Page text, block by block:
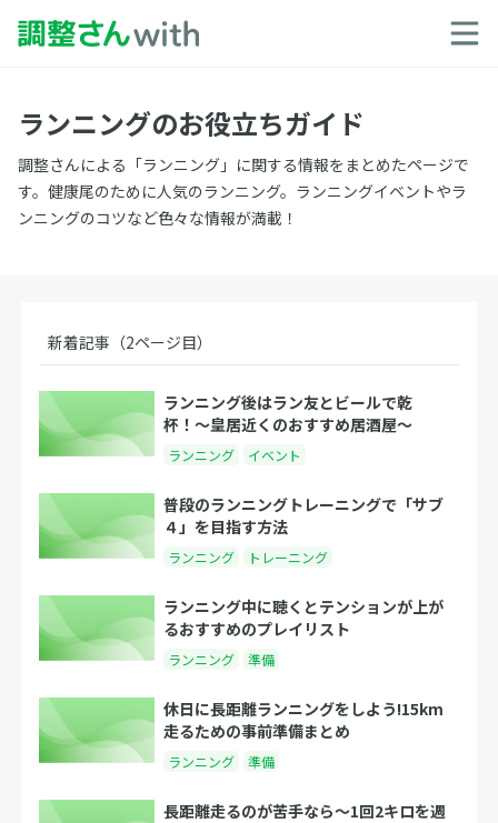
ランニングのお役立ちガイド
調整さんによる「ランニング」に関する情報をまとめたページで
す。健康尾のために人気のランニング。ランニングイベントやラ
ンニングのコツなど色々な情報が満載！
新着記事（2ページ目）
ランニング後はラン友とビールで乾
杯！〜皇居近くのおすすめ居酒屋〜
ランニング イベント
普段のランニングトレーニングで「サブ
４」を目指す方法
ランニング トレーニング
ランニング中に聴くとテンションが上が
るおすすめのプレイリスト
ランニング 準備
休日に長距離ランニングをしよう!15km
走るための事前準備まとめ
ランニング 準備
長距離走るのが苦手なら～1回2キロを週